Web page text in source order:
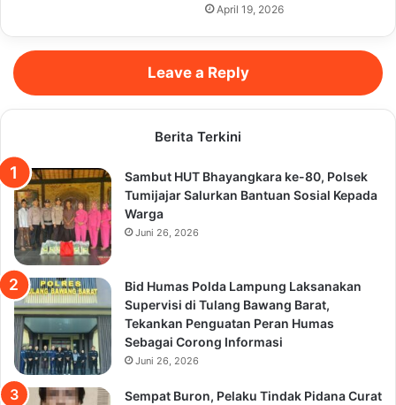
April 19, 2026
Leave a Reply
Berita Terkini
Sambut HUT Bhayangkara ke-80, Polsek
Tumijajar Salurkan Bantuan Sosial Kepada
Warga
Juni 26, 2026
Bid Humas Polda Lampung Laksanakan
Supervisi di Tulang Bawang Barat,
Tekankan Penguatan Peran Humas
Sebagai Corong Informasi
Juni 26, 2026
Sempat Buron, Pelaku Tindak Pidana Curat